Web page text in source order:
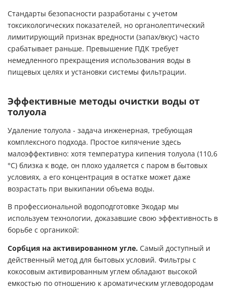
Стандарты безопасности разработаны с учетом
токсикологических показателей, но органолептический
лимитирующий признак вредности (запах/вкус) часто
срабатывает раньше. Превышение ПДК требует
немедленного прекращения использования воды в
пищевых целях и установки системы фильтрации.
Эффективные методы очистки воды от
толуола
Удаление толуола - задача инженерная, требующая
комплексного подхода. Простое кипячение здесь
малоэффективно: хотя температура кипения толуола (110,6
°C) близка к воде, он плохо удаляется с паром в бытовых
условиях, а его концентрация в остатке может даже
возрастать при выкипании объема воды.
В профессиональной водоподготовке Экодар мы
используем технологии, доказавшие свою эффективность в
борьбе с органикой:
Сорбция на активированном угле. Самый доступный и
действенный метод для бытовых условий. Фильтры с
кокосовым активированным углем обладают высокой
емкостью по отношению к ароматическим углеводородам